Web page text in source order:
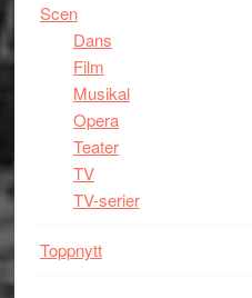
Scen
Dans
Film
Musikal
Opera
Teater
TV
TV-serier
Toppnytt